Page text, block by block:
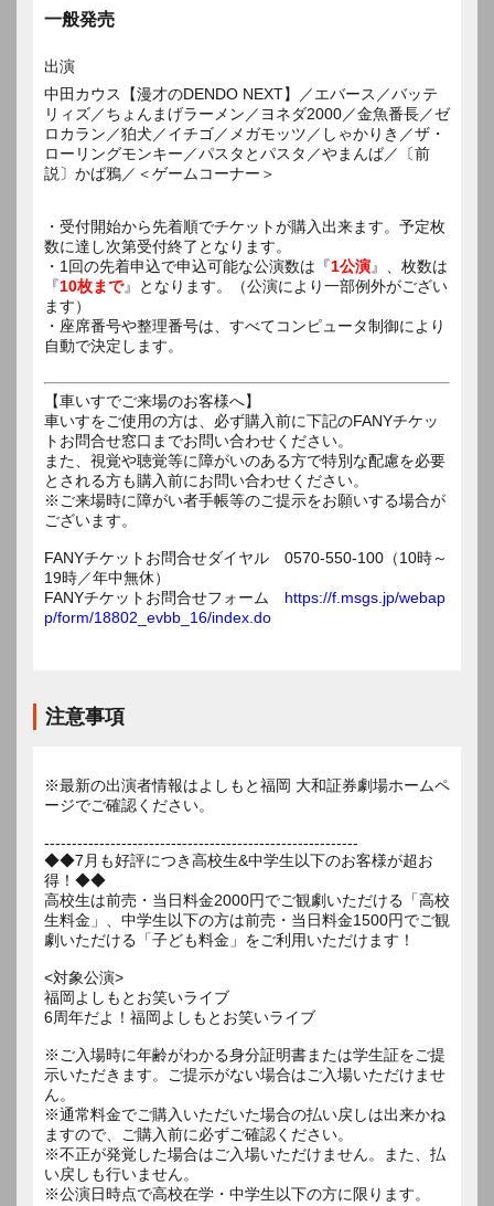
一般発売
出演
中田カウス【漫才のDENDO NEXT】／エバース／バッテ
リィズ／ちょんまげラーメン／ヨネダ2000／金魚番長／ゼ
ロカラン／狛犬／イチゴ／メガモッツ／しゃかりき／ザ・
ローリングモンキー／パスタとパスタ／やまんば／〔前
説〕かば鴉／＜ゲームコーナー＞
・受付開始から先着順でチケットが購入出来ます。予定枚
数に達し次第受付終了となります。
・1回の先着申込で申込可能な公演数は『1公演』、枚数は
『10枚まで』となります。（公演により一部例外がござい
ます）
・座席番号や整理番号は、すべてコンピュータ制御により
自動で決定します。
【車いすでご来場のお客様へ】
車いすをご使用の方は、必ず購入前に下記のFANYチケッ
トお問合せ窓口までお問い合わせください。
また、視覚や聴覚等に障がいのある方で特別な配慮を必要
とされる方も購入前にお問い合わせください。
※ご来場時に障がい者手帳等のご提示をお願いする場合が
ございます。
FANYチケットお問合せダイヤル 0570-550-100（10時～
19時／年中無休）
FANYチケットお問合せフォーム https://f.msgs.jp/webap
p/form/18802_evbb_16/index.do
注意事項
※最新の出演者情報はよしもと福岡 大和証券劇場ホームペ
ージでご確認ください。
---------------------------------------------------------
◆◆7月も好評につき高校生&中学生以下のお客様が超お
得！◆◆
高校生は前売・当日料金2000円でご観劇いただける「高校
生料金」、中学生以下の方は前売・当日料金1500円でご観
劇いただける「子ども料金」をご利用いただけます！
<対象公演>
福岡よしもとお笑いライブ
6周年だよ！福岡よしもとお笑いライブ
※ご入場時に年齢がわかる身分証明書または学生証をご提
示いただきます。ご提示がない場合はご入場いただけませ
ん。
※通常料金でご購入いただいた場合の払い戻しは出来かね
ますので、ご購入前に必ずご確認ください。
※不正が発覚した場合はご入場いただけません。また、払
い戻しも行いません。
※公演日時点で高校在学・中学生以下の方に限ります。